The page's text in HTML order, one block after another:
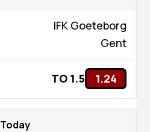
IFK Goeteborg
Gent
TO 1.5 1.24
Today